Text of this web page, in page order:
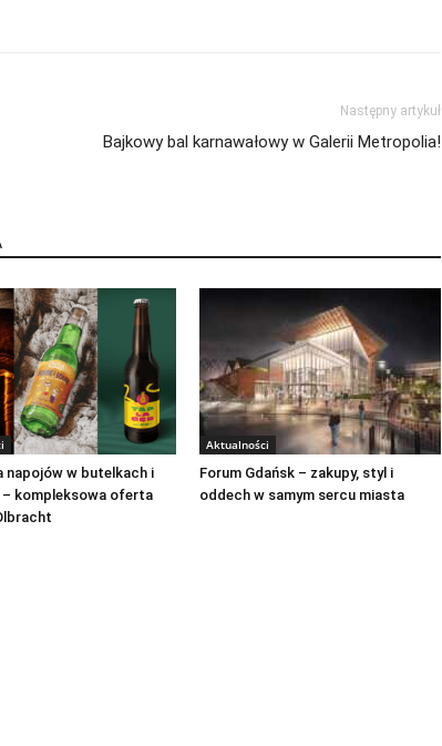
Następny artykuł
Bajkowy bal karnawałowy w Galerii Metropolia!
napojów w butelkach i
– kompleksowa oferta
Aktualności
Forum Gdańsk – zakupy, styl i
oddech w samym sercu miasta